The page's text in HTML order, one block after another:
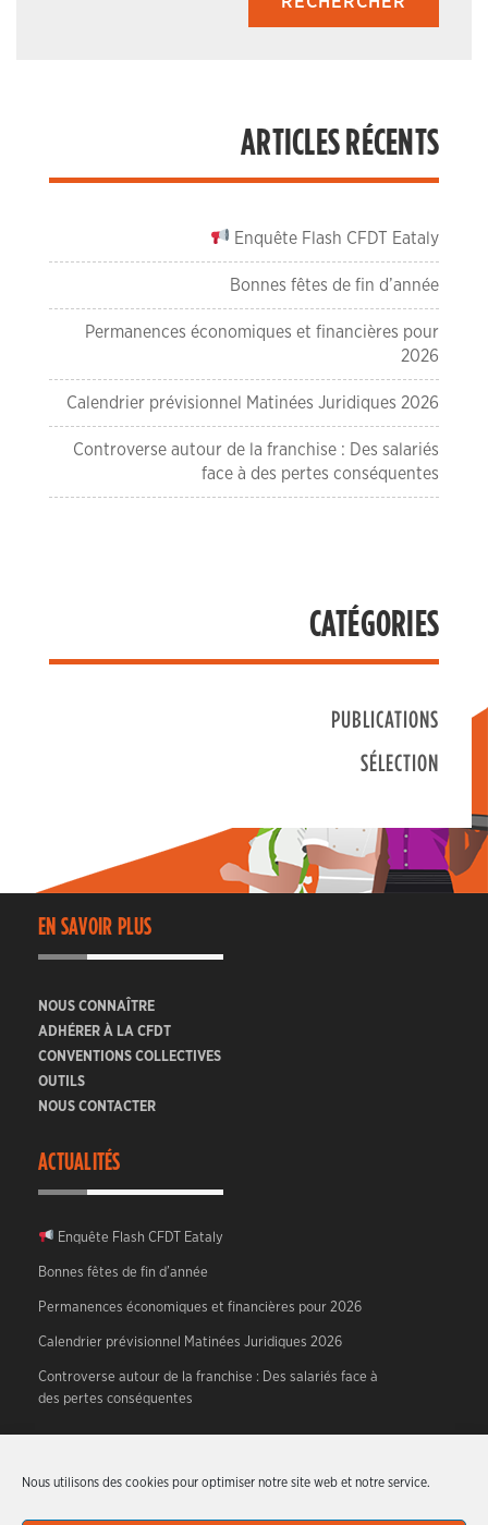
Nous utilisons des cookies pour optimiser notre site web et notre service.
ARTICLES RÉCENTS
Enquête Flash CFDT Eataly
Bonnes fêtes de fin d’année
Permanences économiques et financières pour
2026
Calendrier prévisionnel Matinées Juridiques 2026
Controverse autour de la franchise : Des salariés
face à des pertes conséquentes
CATÉGORIES
PUBLICATIONS
SÉLECTION
EN SAVOIR PLUS
NOUS CONNAÎTRE
ADHÉRER À LA CFDT
CONVENTIONS COLLECTIVES
OUTILS
NOUS CONTACTER
ACTUALITÉS
Enquête Flash CFDT Eataly
Bonnes fêtes de fin d’année
Permanences économiques et financières pour 2026
Calendrier prévisionnel Matinées Juridiques 2026
Controverse autour de la franchise : Des salariés face à
des pertes conséquentes